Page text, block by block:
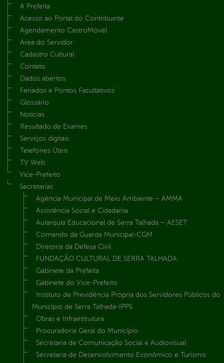
A Prefeita
Acesso ao Portal do Contribuinte
Agendamento CastroMóvel
Área do Servidor
Cadastro Cultural
Contato
Dados abertos
Feriados e Pontos Facultativos
Glossário
Notícias
Resultado de Exames
Serviços digitais
Telefones Úteis
TV Web
Vice-Prefeito
Secretarias
Agência Municipal de Meio Ambiente – AMMA
Assistência Social e Cidadania
Autarquia Educacional de Serra Talhada – AESET
Comando da Guarda Municipal-CGM
Diretoria da Defesa Civil
FUNDAÇÃO CULTURAL DE SERRA TALHADA
Gabinete da Prefeita
Gabinete do Vice-Prefeito
Instituto de Previdência Própria dos Servidores Públicos do
Município de Serra Talhada-IPPS
Obras e Infraestrutura
Procuradoria Geral do Município
Secretaria de Comunicação Social e Audiovisual
Secretaria de Desenvolvimento Econômico e Turismo